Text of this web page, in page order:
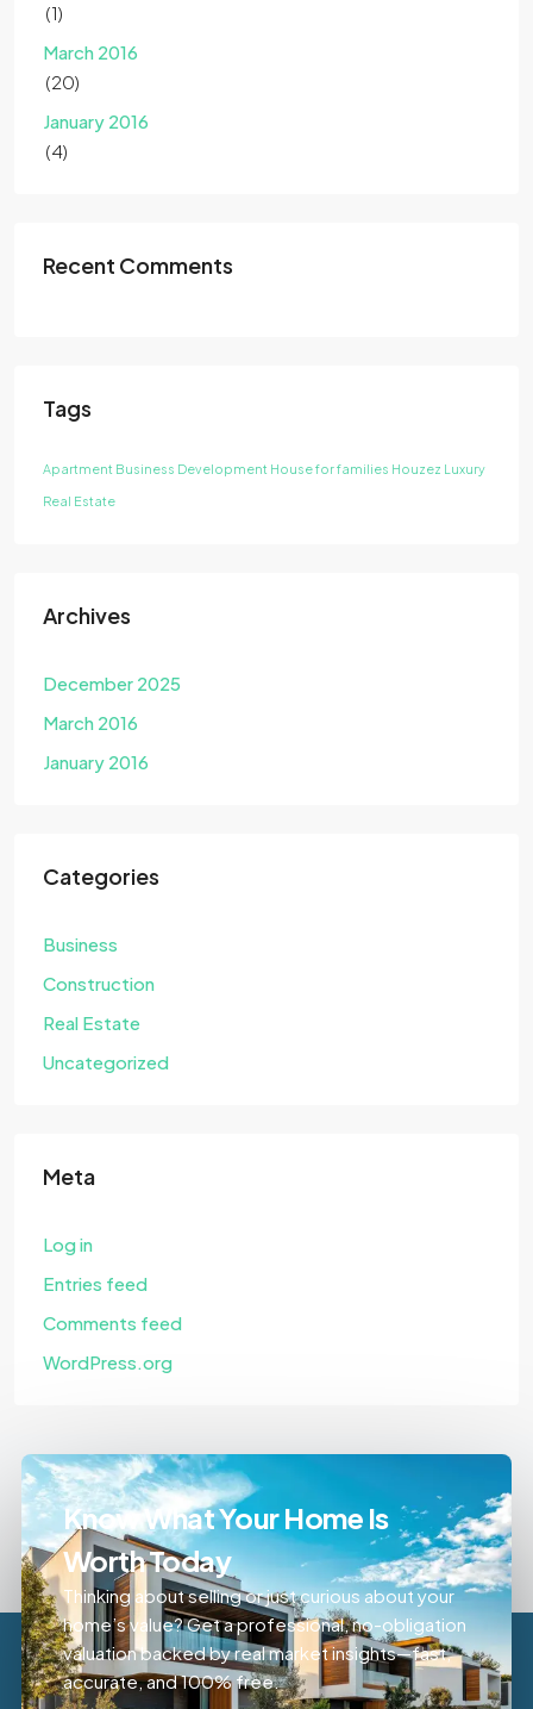
(1)
March 2016
(20)
January 2016
(4)
Recent Comments
Tags
Apartment Business Development House for families Houzez Luxury
Real Estate
Archives
December 2025
March 2016
January 2016
Categories
Business
Construction
Real Estate
Uncategorized
Meta
Log in
Entries feed
Comments feed
WordPress.org
Know What Your Home Is
Worth Today
Thinking about selling or just curious about your
home’s value? Get a professional, no-obligation
valuation backed by real market insights—fast,
accurate, and 100% free.